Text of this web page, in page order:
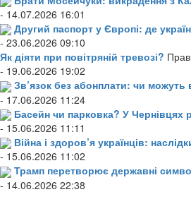
- 14.07.2026 16:01
Другий паспорт у Європі: де
- 23.06.2026 09:10
Як діяти при повітряній тревозі?
- 19.06.2026 19:02
Зв’язок без абонплати: чи можуть
- 17.06.2026 11:24
Басейн чи парковка? У Чернівцях
- 15.06.2026 11:11
Війна і здоров’я українців:
- 15.06.2026 11:02
Трамп перетворює державні
- 14.06.2026 22:38